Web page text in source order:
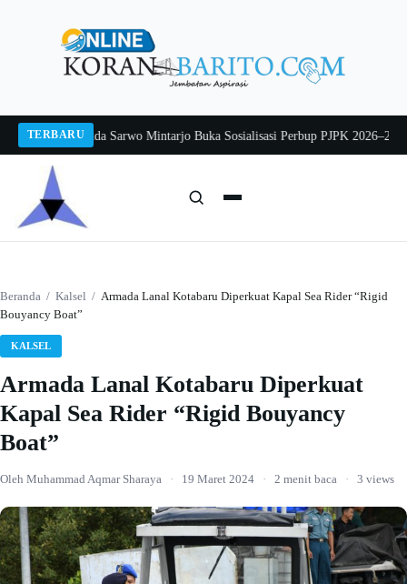
TERBARU
2026Pj Sekda Sarwo Mintarjo Buka Sosialisasi Perbup PJPK 2026–2030
Beranda / Kalsel / Armada Lanal Kotabaru Diperkuat Kapal Sea Rider “Rigid
Bouyancy Boat”
KALSEL
Armada Lanal Kotabaru Diperkuat
Kapal Sea Rider “Rigid Bouyancy
Boat”
Oleh Muhammad Aqmar Sharaya · 19 Maret 2024 · 2 menit baca · 3 views